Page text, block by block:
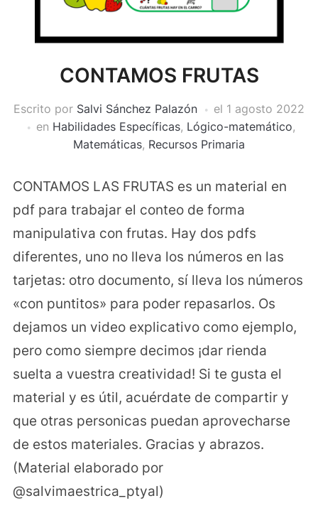
CONTAMOS FRUTAS
Escrito por Salvi Sánchez Palazón el 1 agosto 2022
en Habilidades Específicas, Lógico-matemático,
Matemáticas, Recursos Primaria
CONTAMOS LAS FRUTAS es un material en
pdf para trabajar el conteo de forma
manipulativa con frutas. Hay dos pdfs
diferentes, uno no lleva los números en las
tarjetas: otro documento, sí lleva los números
«con puntitos» para poder repasarlos. Os
dejamos un video explicativo como ejemplo,
pero como siempre decimos ¡dar rienda
suelta a vuestra creatividad! Si te gusta el
material y es útil, acuérdate de compartir y
que otras personicas puedan aprovecharse
de estos materiales. Gracias y abrazos.
(Material elaborado por
@salvimaestrica_ptyal)